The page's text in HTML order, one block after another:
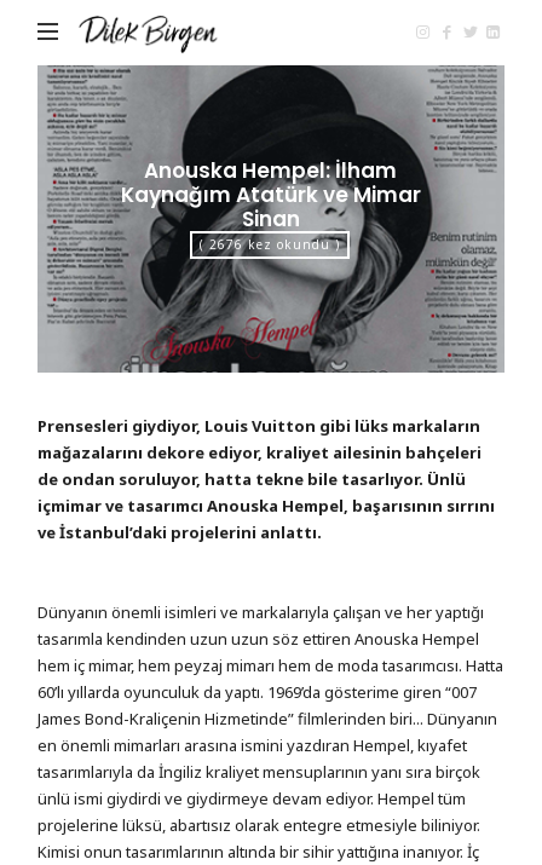
Birgen
Anouska Hempel: İlham
Kaynağım Atatürk ve Mimar
Sinan
( 2676 kez okundu )
Prensesleri giydiyor, Louis Vuitton gibi lüks markaların
mağazalarını dekore ediyor, kraliyet ailesinin bahçeleri
de ondan soruluyor, hatta tekne bile tasarlıyor. Ünlü
içmimar ve tasarımcı Anouska Hempel, başarısının sırrını
ve İstanbul’daki projelerini anlattı.
Dünyanın önemli isimleri ve markalarıyla çalışan ve her yaptığı
tasarımla kendinden uzun uzun söz ettiren Anouska Hempel
hem iç mimar, hem peyzaj mimarı hem de moda tasarımcısı. Hatta
60’lı yıllarda oyunculuk da yaptı. 1969’da gösterime giren “007
James Bond-Kraliçenin Hizmetinde” filmlerinden biri... Dünyanın
en önemli mimarları arasına ismini yazdıran Hempel, kıyafet
tasarımlarıyla da İngiliz kraliyet mensuplarının yanı sıra birçok
ünlü ismi giydirdi ve giydirmeye devam ediyor. Hempel tüm
projelerine lüksü, abartısız olarak entegre etmesiyle biliniyor.
Kimisi onun tasarımlarının altında bir sihir yattığına inanıyor. İç